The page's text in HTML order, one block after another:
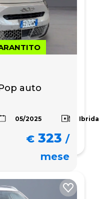
auto
05/2025 Ibrida
€ 323 /
mese